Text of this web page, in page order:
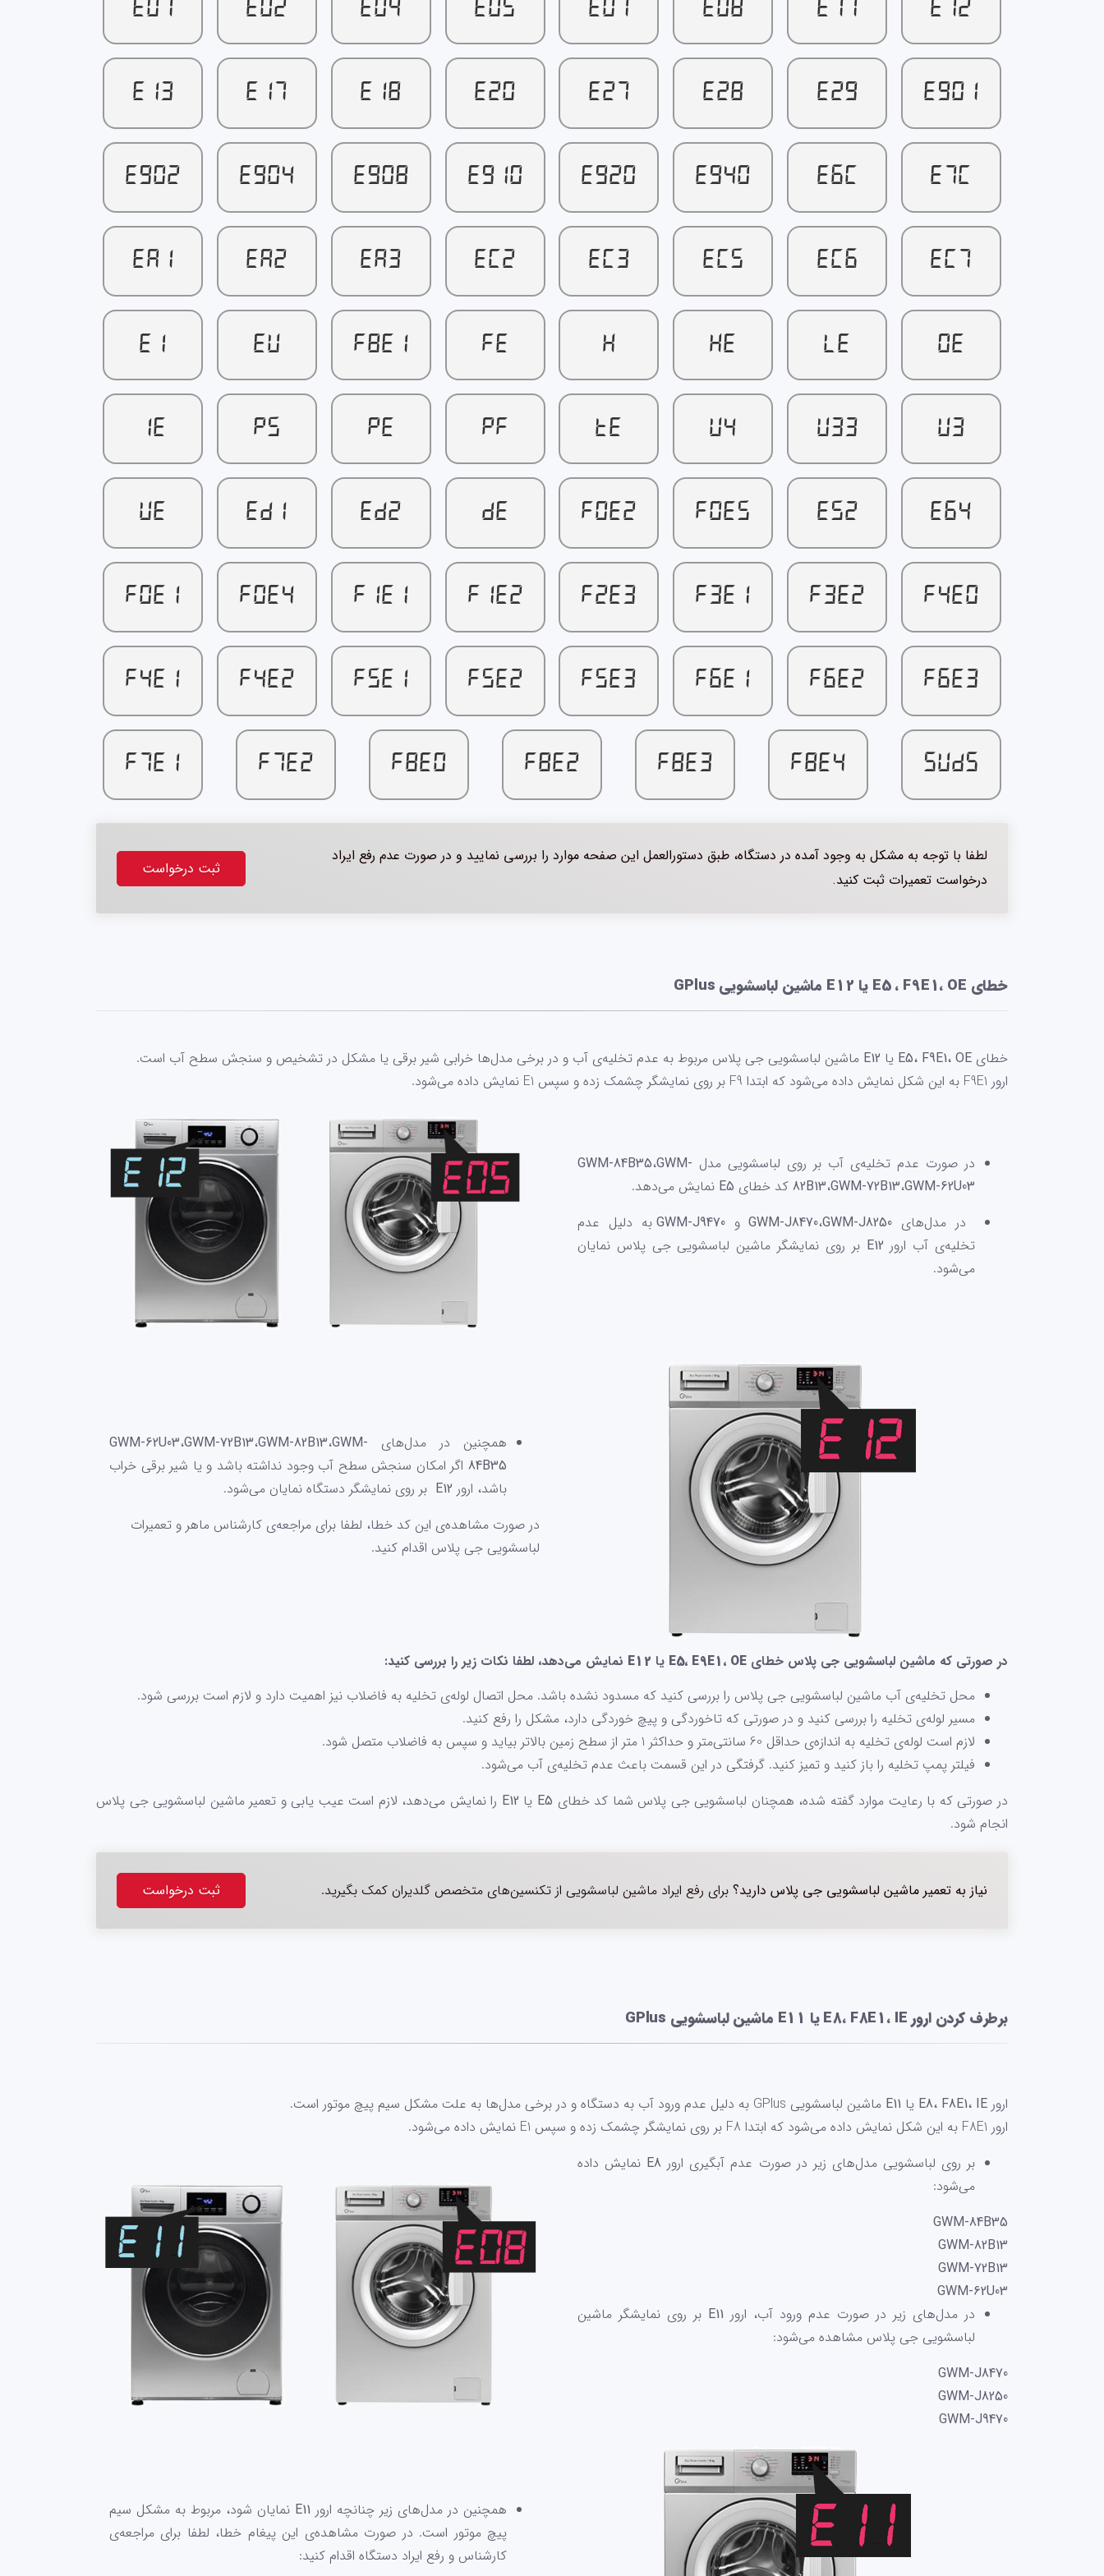
E01 E02 E04 E05 E07 E08 E11 E12
E13 E17 E18 E20 E27 E28 E29 E901
E902 E904 E908 E910 E920 E940 E6C E7C
EA1 EA2 EA3 EC2 EC3 EC5 EC6 EC7
EI EU F8E1 FE H HE LE OE
IE P5 PE PF TE U4 U33 U3
UE ED1 ED2 DE F0E2 F0E5 E52 E64
F0E1 F0E4 F1E1 F1E2 F2E3 F3E1 F3E2 F4E0
F4E1 F4E2 F5E1 F5E2 F5E3 F6E1 F6E2 F6E3
F7E1 F7E2 F8E0 F8E2 F8E3 F8E4 SUDS
لطفا با توجه به مشکل به وجود آمده در دستگاه، طبق دستورالعمل این صفحه موارد را بررسی نمایید و در صورت عدم رفع ایراد
درخواست تعمیرات ثبت کنید.
ثبت درخواست
خطای E5 ، F9E1، OE یا E12 ماشین لباسشویی GPlus
خطای E5، F9E1، OE یا E12 ماشین لباسشویی جی پلاس مربوط به عدم تخلیه‌ی آب و در برخی مدل‌ها خرابی شیر برقی یا مشکل در تشخیص و سنجش سطح آب است.
ارور F9E1 به این شکل نمایش داده می‌شود که ابتدا F9 بر روی نمایشگر چشمک زده و سپس E1 نمایش داده می‌شود.
در صورت عدم تخلیه‌ی آب بر روی لباسشویی مدل GWM-84B35،GWM-
82B13،GWM-72B13،GWM-62U03 کد خطای E5 نمایش می‌دهد.
در مدل‌های
GWM-J8470،GWM-J8250 وGWM-J9470 به دلیل عدم
تخلیه‌ی آب ارور E12 بر روی نمایشگر ماشین لباسشویی جی پلاس نمایان
می‌شود.
همچنین در مدل‌‌های GWM-62U03،GWM-72B13،GWM-82B13،GWM-
84B35 اگر امکان سنجش سطح آب وجود نداشته باشد و یا شیر برقی خراب
باشد، ارور E12 بر روی نمایشگر دستگاه نمایان می‌شود.
در صورت مشاهده‌ی این کد خطا، لطفا برای مراجعه‌ی کارشناس ماهر و تعمیرات
لباسشویی جی پلاس اقدام کنید.
در صورتی که ماشین لباسشویی جی پلاس خطای E5، E9E1، OE یا E12 نمایش می‌دهد، لطفا نکات زیر را بررسی کنید:
محل تخلیه‌ی آب ماشین لباسشویی جی پلاس را بررسی کنید که مسدود نشده باشد. محل اتصال لوله‌ی تخلیه به فاضلاب نیز اهمیت دارد و لازم است بررسی شود.
مسیر لوله‌ی تخلیه را بررسی کنید و در صورتی که تاخوردگی و پیچ خوردگی دارد، مشکل را رفع کنید.
لازم است لوله‌ی تخلیه به اندازه‌ی حداقل 60 سانتی‌متر و حداکثر 1 متر از سطح زمین بالاتر بیاید و سپس به فاضلاب متصل شود.
فیلتر پمپ تخلیه را باز کنید و تمیز کنید. گرفتگی در این قسمت باعث عدم تخلیه‌ی آب می‌شود.
در صورتی که با رعایت موارد گفته شده، همچنان لباسشویی جی پلاس شما کد خطای E5 یا E12 را نمایش می‌دهد، لازم است عیب یابی و تعمیر ماشین لباسشویی جی پلاس
انجام شود.
نیاز به تعمیر ماشین لباسشویی جی پلاس دارید؟ برای رفع ایراد ماشین لباسشویی از تکنسین‌های متخصص گلدیران کمک بگیرید. ثبت درخواست
برطرف کردن ارور E8، F8E1، IE یا E11 ماشین لباسشویی GPlus
ارور E8، F8E1، IE یا E11 ماشین لباسشویی GPlus به دلیل عدم ورود آب به دستگاه و در برخی مدل‌ها به علت مشکل سیم پیچ موتور است.
ارور F8E1 به این شکل نمایش داده می‌شود که ابتدا F8 بر روی نمایشگر چشمک زده و سپس E1 نمایش داده می‌شود.
بر روی لباسشویی مدل‌های زیر در صورت عدم آبگیری ارور E8 نمایش داده
می‌شود:
GWM-84B35
GWM-82B13
GWM-72B13
GWM-62U03
در مدل‌های زیر در صورت عدم ورود آب، ارور E11 بر روی نمایشگر ماشین
لباسشویی جی پلاس مشاهده می‌شود:
GWM-J8470
GWM-J8250
GWM-J9470
همچنین در مدل‌های زیر چنانچه ارور E11 نمایان شود، مربوط به مشکل سیم
پیچ موتور است. در صورت مشاهده‌ی این پیغام خطا، لطفا برای مراجعه‌ی
کارشناس و رفع ایراد دستگاه اقدام کنید: